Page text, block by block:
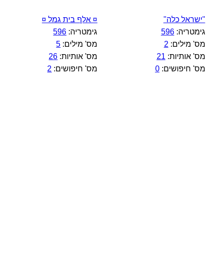
"ישראל כלה"
גימטריה:596
מס' מילים: 2
מס' אותיות: 21
מס' חיפושים:0
¤ אלף בית גמל ¤
גימטריה: 596
מס' מילים: 5
מס' אותיות: 26
מס' חיפושים: 2